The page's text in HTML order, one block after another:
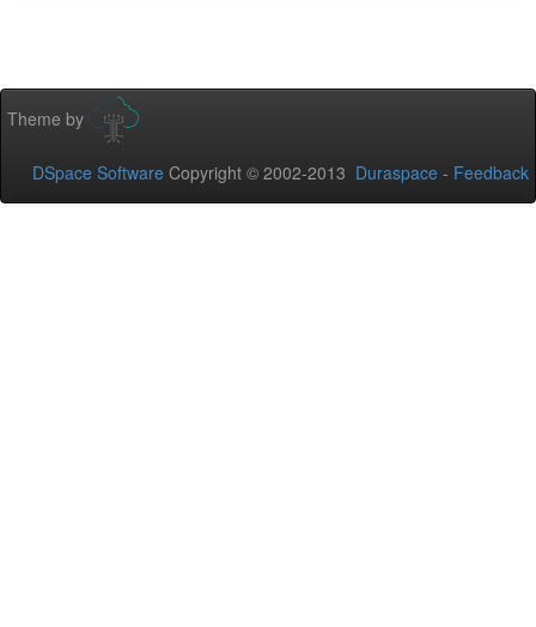
Theme by
DSpace Software Copyright © 2002-2013 Duraspace - Feedback